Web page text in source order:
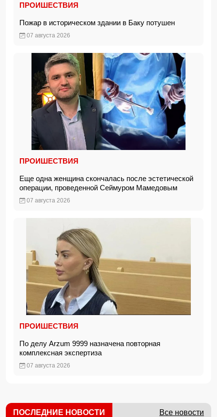
ПРОИШЕСТВИЯ
Пожар в историческом здании в Баку потушен
07 августа 2026
ПРОИШЕСТВИЯ
Еще одна женщина скончалась после эстетической
операции, проведенной Сеймуром Мамедовым
07 августа 2026
ПРОИШЕСТВИЯ
По делу Arzum 9999 назначена повторная
комплексная экспертиза
07 августа 2026
ПОСЛЕДНИЕ НОВОСТИ Все новости